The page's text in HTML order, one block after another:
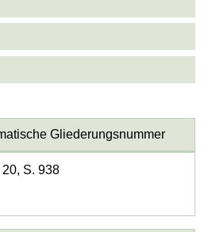
Gliederungsnummer
S. 938